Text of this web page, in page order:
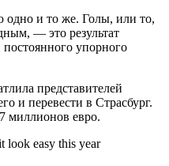
одно и то же. Голы, или то,
— это результат
упорного
представителей
и перевести в Страсбург.
миллионов евро.
look easy this year